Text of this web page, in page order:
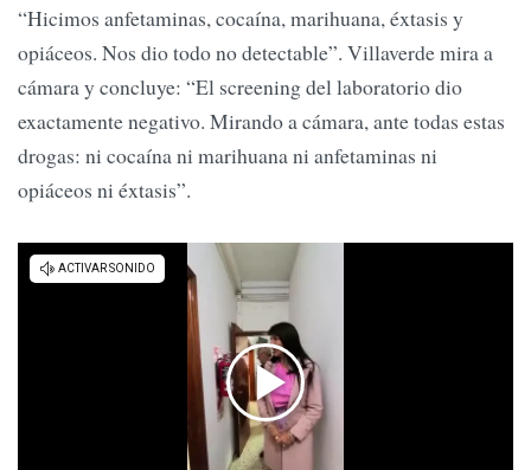
“Hicimos anfetaminas, cocaína, marihuana, éxtasis y
opiáceos. Nos dio todo no detectable”. Villaverde mira a
cámara y concluye: “El screening del laboratorio dio
exactamente negativo. Mirando a cámara, ante todas estas
drogas: ni cocaína ni marihuana ni anfetaminas ni
opiáceos ni éxtasis”.